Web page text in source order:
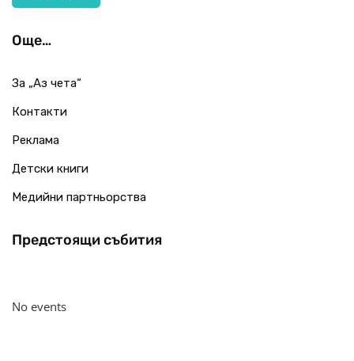
Още…
За „Аз чета“
Контакти
Реклама
Детски книги
Медийни партньорства
Предстоящи събития
No events